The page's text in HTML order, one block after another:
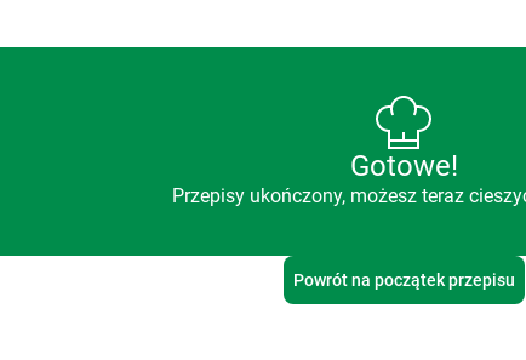
Gotowe!
Przepisy ukończony, możesz teraz
Powrót na początek przepisu